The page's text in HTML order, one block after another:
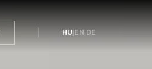
HU|EN|DE